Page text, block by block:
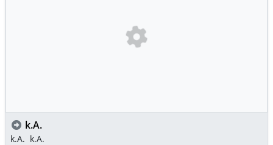
k.A.
k.A. k.A.